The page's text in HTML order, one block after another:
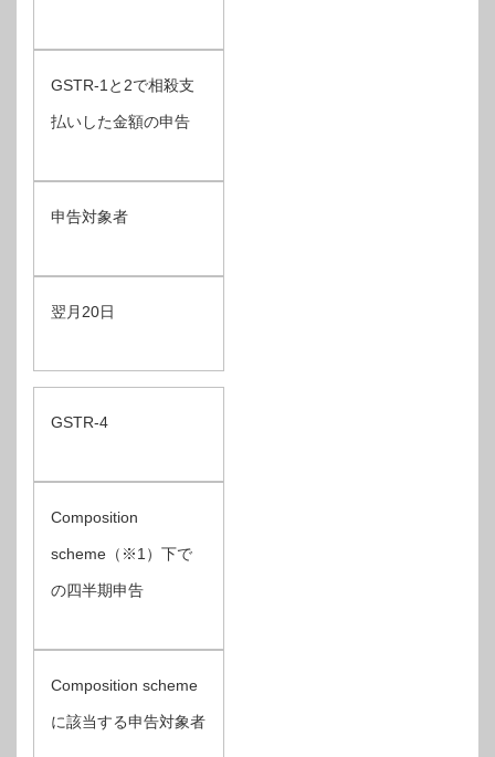
GSTR-1と2で相殺支
払いした金額の申告
申告対象者
翌月20日
GSTR-4
Composition
scheme（※1）下で
の四半期申告
Composition scheme
に該当する申告対象者